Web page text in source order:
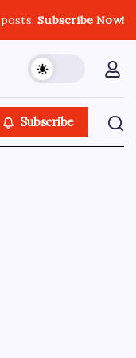
Subscribe Now!
Subscribe